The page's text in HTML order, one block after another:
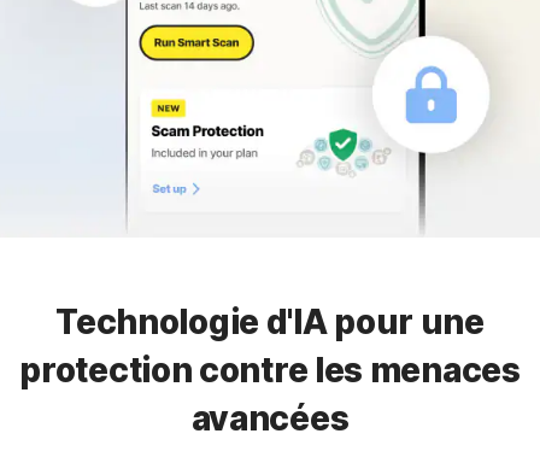
Technologie d'IA pour une
protection contre les menaces
avancées